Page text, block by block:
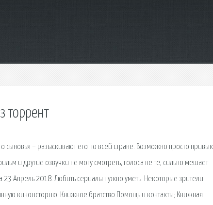
торрент
сыновья – разыскивают его по всей стране. Возможно просто привык
и другие озвучки не могу смотреть, голоса не те, сильно мешает
Апрель 2018. Любить сериалы нужно уметь. Некоторые зрители
киноисторию. Книжное братство Помощь и контакты; Книжная